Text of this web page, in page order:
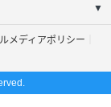
▼
メディアポリシー